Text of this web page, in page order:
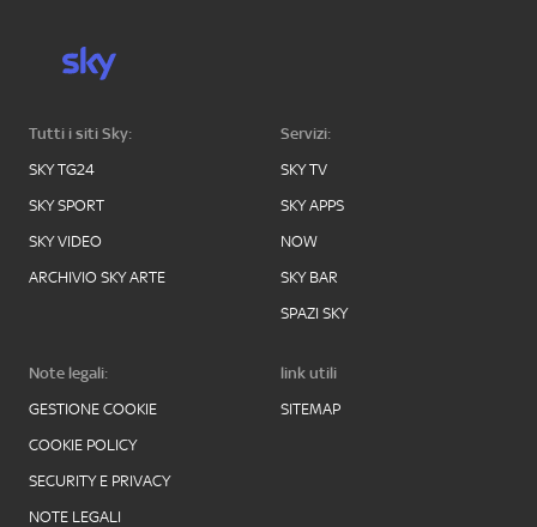
Tutti i siti Sky:
SKY TG24
SKY SPORT
SKY VIDEO
ARCHIVIO SKY ARTE
Servizi:
SKY TV
SKY APPS
NOW
SKY BAR
SPAZI SKY
Note legali:
GESTIONE COOKIE
COOKIE POLICY
SECURITY E PRIVACY
NOTE LEGALI
link utili
SITEMAP